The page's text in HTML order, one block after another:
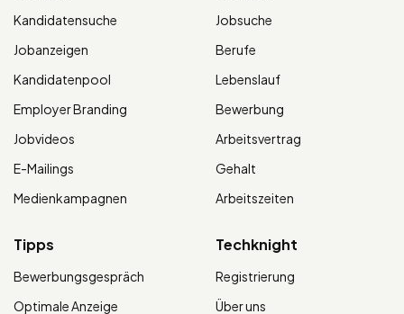
Kandidatensuche
Jobanzeigen
Kandidatenpool
Employer Branding
Jobvideos
E-Mailings
Medienkampagnen
Jobsuche
Berufe
Lebenslauf
Bewerbung
Arbeitsvertrag
Gehalt
Arbeitszeiten
Tipps
Bewerbungsgespräch
Optimale Anzeige
Techknight
Registrierung
Über uns